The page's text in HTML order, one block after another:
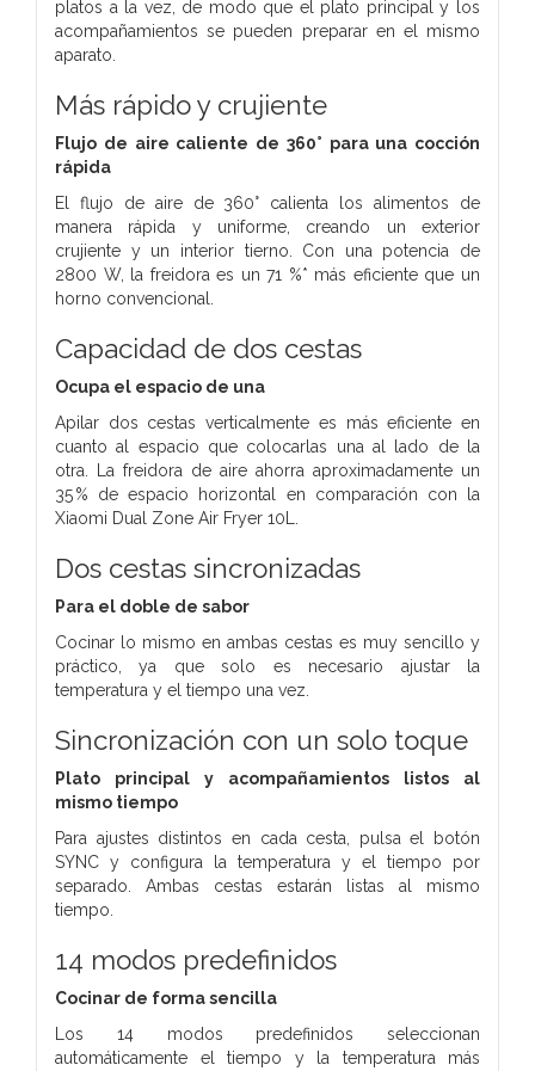
platos a la vez, de modo que el plato principal y los
acompañamientos se pueden preparar en el mismo
aparato.
Más rápido y crujiente
Flujo de aire caliente de 360° para una cocción
rápida
El flujo de aire de 360° calienta los alimentos de
manera rápida y uniforme, creando un exterior
crujiente y un interior tierno. Con una potencia de
2800 W, la freidora es un 71 %* más eficiente que un
horno convencional.
Capacidad de dos cestas
Ocupa el espacio de una
Apilar dos cestas verticalmente es más eficiente en
cuanto al espacio que colocarlas una al lado de la
otra. La freidora de aire ahorra aproximadamente un
35 % de espacio horizontal en comparación con la
Xiaomi Dual Zone Air Fryer 10L.
Dos cestas sincronizadas
Para el doble de sabor
Cocinar lo mismo en ambas cestas es muy sencillo y
práctico, ya que solo es necesario ajustar la
temperatura y el tiempo una vez.
Sincronización con un solo toque
Plato principal y acompañamientos listos al
mismo tiempo
Para ajustes distintos en cada cesta, pulsa el botón
SYNC y configura la temperatura y el tiempo por
separado. Ambas cestas estarán listas al mismo
tiempo.
14 modos predefinidos
Cocinar de forma sencilla
Los 14 modos predefinidos seleccionan
automáticamente el tiempo y la temperatura más